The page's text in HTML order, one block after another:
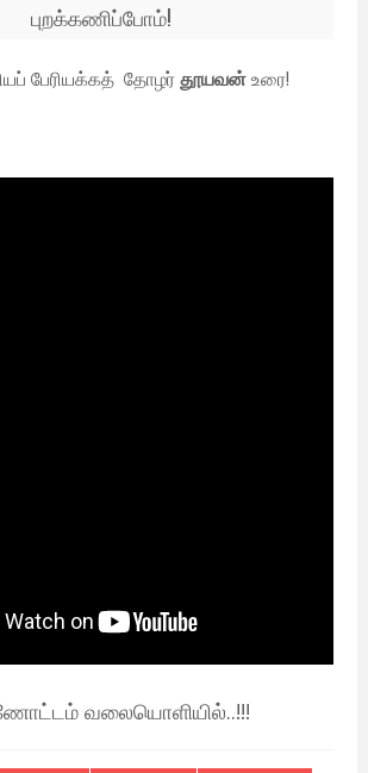
புறக்கணிப்போம்!
பேரியக்கத் தோழர்தூயவன்உரை!
வலையொளியில்..!!!